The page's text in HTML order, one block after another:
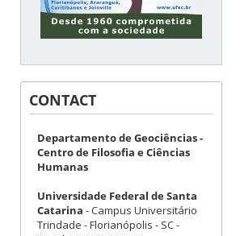
CONTACT
Departamento de Geociências -
Centro de Filosofia e Ciências
Humanas
Universidade Federal de Santa
Catarina - Campus Universitário
Trindade - Florianópolis - SC -